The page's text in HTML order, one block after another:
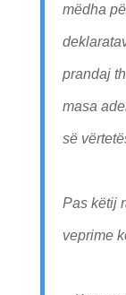
mëdha
prandaj
masa
së
Pas këtij
veprime